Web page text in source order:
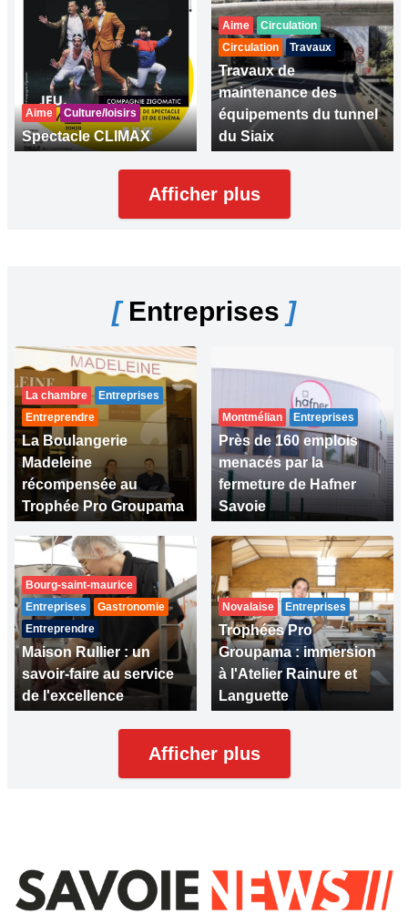
Aime Culture/loisirs
Spectacle CLIMAX
Aime
Circulation
Circulation
Travaux
Travaux de
maintenance des
équipements du tunnel
du Siaix
Afficher plus
[Entreprises ]
La chambre
Entreprises
Entreprendre
La Boulangerie
Madeleine
récompensée au
Trophée Pro Groupama
Montmélian Entreprises
Près de 160 emplois
menacés par la
fermeture de Hafner
Savoie
Bourg-saint-maurice
Entreprises
Gastronomie
Entreprendre
Maison Rullier : un
savoir-faire au service
de l'excellence
Novalaise Entreprises
Trophées Pro
Groupama : immersion
à l'Atelier Rainure et
Languette
Afficher plus